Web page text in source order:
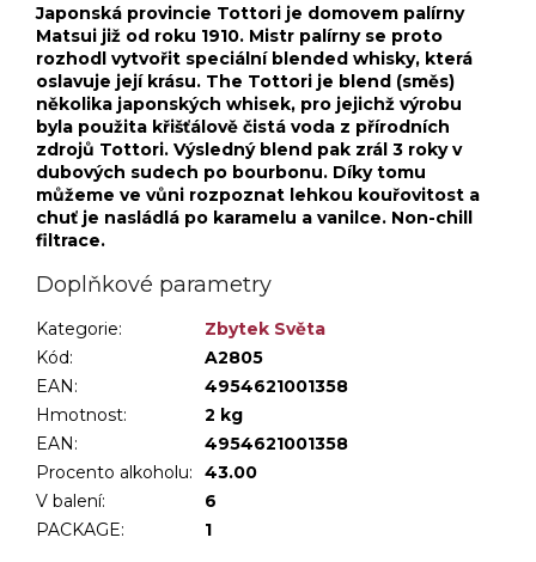
Japonská provincie Tottori je domovem palírny
Matsui již od roku 1910. Mistr palírny se proto
rozhodl vytvořit speciální blended whisky, která
oslavuje její krásu. The Tottori je blend (směs)
několika japonských whisek, pro jejichž výrobu
byla použita křišťálově čistá voda z přírodních
zdrojů Tottori. Výsledný blend pak zrál 3 roky v
dubových sudech po bourbonu. Díky tomu
můžeme ve vůni rozpoznat lehkou kouřovitost a
chuť je nasládlá po karamelu a vanilce. Non-chill
filtrace.
Doplňkové parametry
Kategorie:
Zbytek Světa
Kód:
A2805
EAN:
4954621001358
Hmotnost:
2 kg
EAN:
4954621001358
Procento alkoholu:
43.00
V balení:
6
PACKAGE: 1